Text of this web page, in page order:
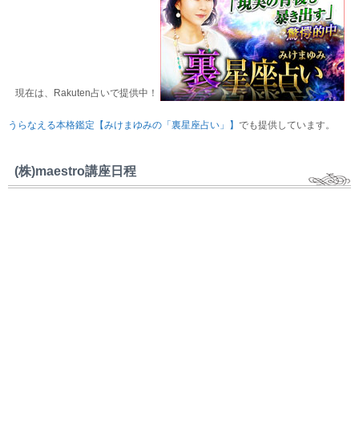
現在は、Rakuten占いで提供中！
うらなえる本格鑑定【みけまゆみの「裏星座占い」】 でも提供しています。
(株)maestro講座日程